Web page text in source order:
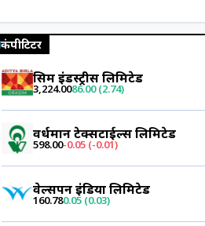
कंपीटिटर
ग्रसिम इंडस्ट्रीस लिमिटेड
3,224.0086.00 (2.74)
वर्धमान टेक्सटाईल्स लिमिटेड
598.00-0.05 (-0.01)
वेल्सपन इंडिया लिमिटेड
160.780.05 (0.03)